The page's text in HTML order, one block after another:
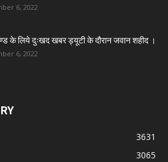
6, 2022
के लिये दुःखद खबर ड्यूटी के दौरान जवान शहीद ।
6, 2022
3631
3065